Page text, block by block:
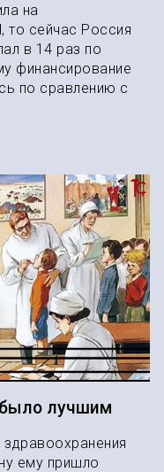
на
то сейчас Россия
в 14 раз по
финансирование
по сравлению с
лучшим
ему пришло